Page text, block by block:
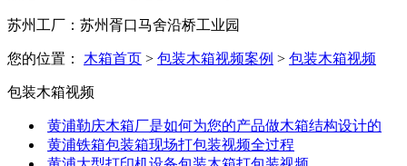
苏州工厂：苏州胥口马舍沿桥工业园
您的位置： 木箱首页 > 包装木箱视频案例 > 包装木箱视频
包装木箱视频
黄浦勒庆木箱厂是如何为您的产品做木箱结构设计的
黄浦铁箱包装箱现场打包装视频全过程